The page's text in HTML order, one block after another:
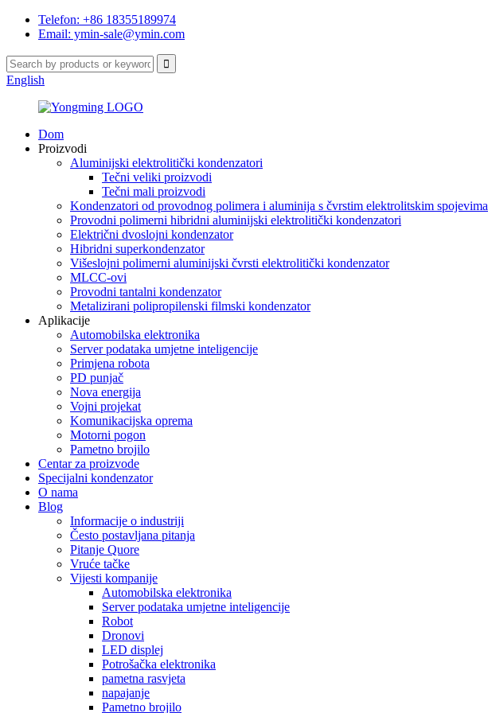
Telefon: +86 18355189974
Email: ymin-sale@ymin.com
English
Dom
Proizvodi
Aluminijski elektrolitički kondenzatori
Tečni veliki proizvodi
Tečni mali proizvodi
Kondenzatori od provodnog polimera i aluminija s čvrstim elektrolitskim spojevima
Provodni polimerni hibridni aluminijski elektrolitički kondenzatori
Električni dvoslojni kondenzator
Hibridni superkondenzator
Višeslojni polimerni aluminijski čvrsti elektrolitički kondenzator
MLCC-ovi
Provodni tantalni kondenzator
Metalizirani polipropilenski filmski kondenzator
Aplikacije
Automobilska elektronika
Server podataka umjetne inteligencije
Primjena robota
PD punjač
Nova energija
Vojni projekat
Komunikacijska oprema
Motorni pogon
Pametno brojilo
Centar za proizvode
Specijalni kondenzator
O nama
Blog
Informacije o industriji
Često postavljana pitanja
Pitanje Quore
Vruće tačke
Vijesti kompanije
Automobilska elektronika
Server podataka umjetne inteligencije
Robot
Dronovi
LED displej
Potrošačka elektronika
pametna rasvjeta
napajanje
Pametno brojilo